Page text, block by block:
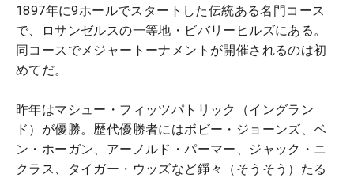
1897年に9ホールでスタートした伝統ある名門コース
で、ロサンゼルスの一等地・ビバリーヒルズにある。
同コースでメジャートーナメントが開催されるのは初
めてだ。
昨年はマシュー・フィッツパトリック（イングラン
ド）が優勝。歴代優勝者にはボビー・ジョーンズ、ベ
ン・ホーガン、アーノルド・パーマー、ジャック・ニ
クラス、タイガー・ウッズなど錚々（そうそう）たる